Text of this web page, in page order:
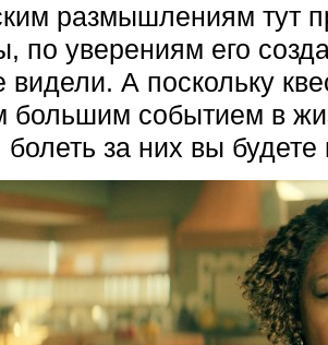
размышлениям тут
по уверениям его
видели. А поскольку
большим событием в
болеть за них вы